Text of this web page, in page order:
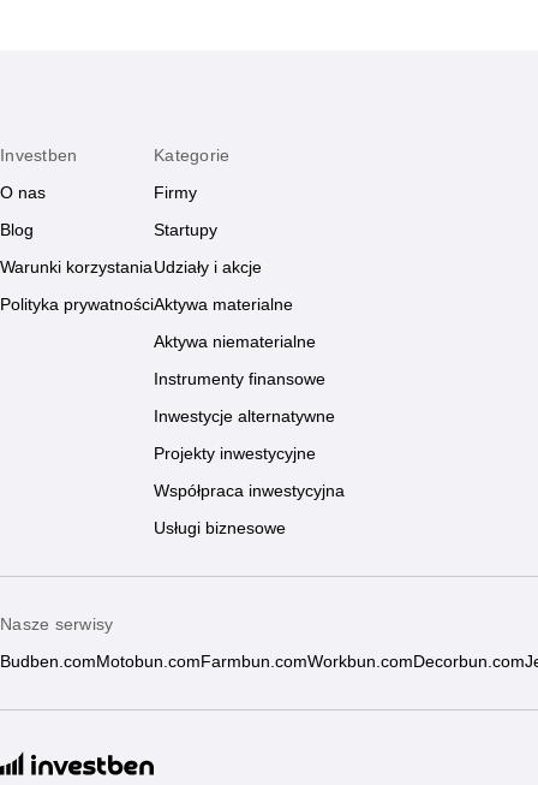
Investben
O nas
Blog
Warunki korzystania
Polityka prywatności
Kategorie
Firmy
Startupy
Udziały i akcje
Aktywa materialne
Aktywa niematerialne
Instrumenty finansowe
Inwestycje alternatywne
Projekty inwestycyjne
Współpraca inwestycyjna
Usługi biznesowe
Nasze serwisy
Budben.com Motobun.com Farmbun.comWorkbun.com Decorbun.com